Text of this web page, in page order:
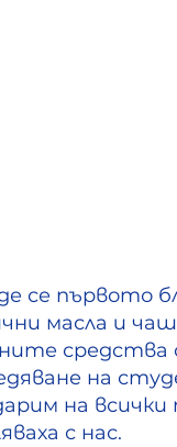
се първото
масла и
средства
на
на
с нас.